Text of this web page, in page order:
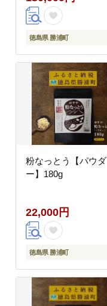
徳島県 勝浦町
粉なっとう【パウダ
ー】180g
22,000円
徳島県 勝浦町